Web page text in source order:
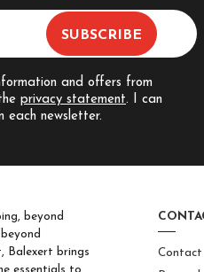
and offers from
privacy statement. I can
each newsletter.
beyond
Balexert brings
essentials to
Contact